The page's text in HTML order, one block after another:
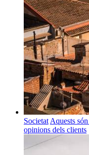
Societat Aquests
opinions dels clients